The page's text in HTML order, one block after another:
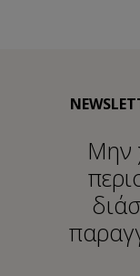
Μην